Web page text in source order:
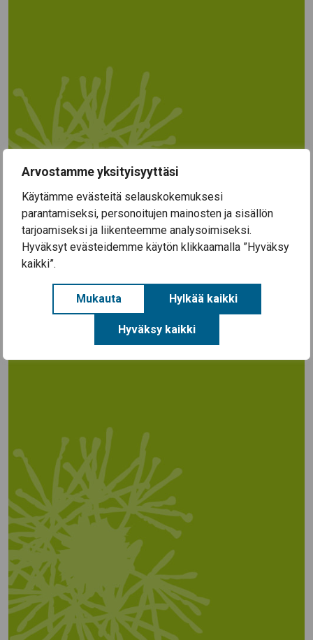
Arvostamme yksityisyyttäsi
Käytämme evästeitä selauskokemuksesi
parantamiseksi, personoitujen mainosten ja sisällön
tarjoamiseksi ja liikenteemme analysoimiseksi.
Hyväksyt evästeidemme käytön klikkaamalla ”Hyväksy
kaikki”.
Mukauta Hylkää kaikki
Hyväksy kaikki
Lausunnot ja muistutukset kaavaehdotuksesta